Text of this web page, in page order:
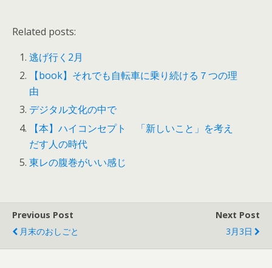
Related posts:
逃げ行く2月
【book】それでも自転車に乗り続ける７つの理
由
デジタル文化の中で
【本】ハイコンセプト 「新しいこと」を考え
だす人の時代
東レの腹巻がいい感じ
Previous Post
月末のおしごと
Next Post
3月3日